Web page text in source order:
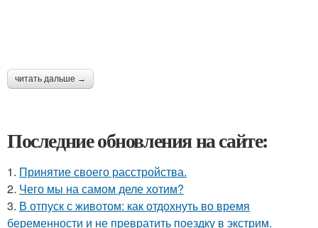
читать дальше →
Последние обновления на сайте:
1. Принятие своего расстройства.
2. Чего мы на самом деле хотим?
3. В отпуск с животом: как отдохнуть во время
беременности и не превратить поездку в экстрим.